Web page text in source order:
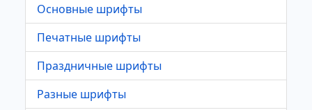
Основные шрифты
Печатные шрифты
Праздничные шрифты
Разные шрифты